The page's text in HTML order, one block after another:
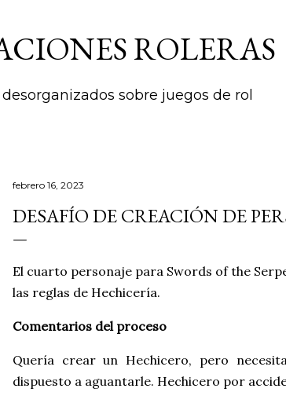
ROLERAS
sobre juegos de rol
febrero 16, 2023
DESAFÍO DE CREACIÓN DE
El cuarto personaje para Swords of the
las reglas de Hechicería.
Comentarios del proceso
Quería crear un Hechicero, pero
dispuesto a aguantarle. Hechicero por